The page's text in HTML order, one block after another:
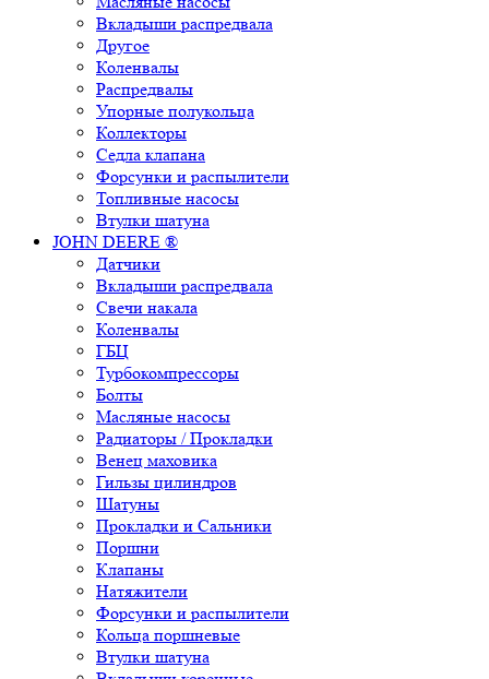
Вкладыши распредвала
Другое
Коленвалы
Распредвалы
Упорные полукольца
Коллекторы
Седла клапана
Форсунки и распылители
Топливные насосы
Втулки шатуна
JOHN DEERE ®
Датчики
Вкладыши распредвала
Свечи накала
Коленвалы
ГБЦ
Турбокомпрессоры
Болты
Масляные насосы
Радиаторы / Прокладки
Венец маховика
Гильзы цилиндров
Шатуны
Прокладки и Сальники
Поршни
Клапаны
Натяжители
Форсунки и распылители
Кольца поршневые
Втулки шатуна